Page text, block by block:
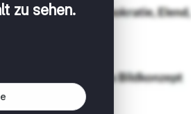
zu sehen.